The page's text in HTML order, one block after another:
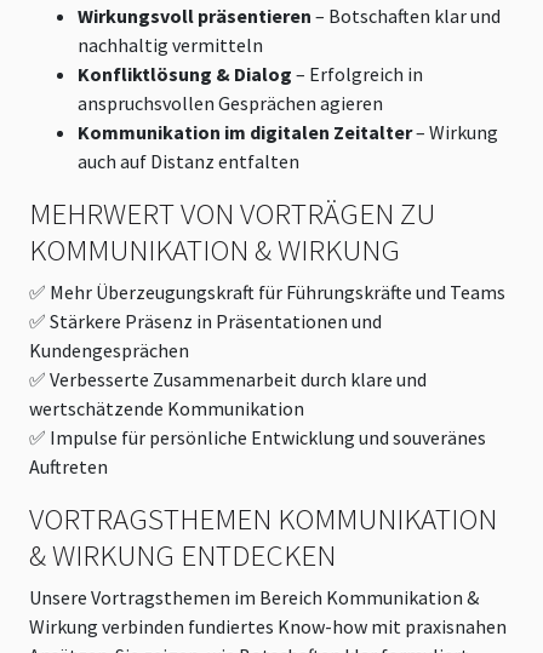
Wirkungsvoll präsentieren – Botschaften klar und
nachhaltig vermitteln
Konfliktlösung & Dialog – Erfolgreich in
anspruchsvollen Gesprächen agieren
Kommunikation im digitalen Zeitalter– Wirkung
auch auf Distanz entfalten
MEHRWERT VON VORTRÄGEN ZU
KOMMUNIKATION & WIRKUNG
✅ Mehr Überzeugungskraft für Führungskräfte und Teams
✅ Stärkere Präsenz in Präsentationen und
Kundengesprächen
✅ Verbesserte Zusammenarbeit durch klare und
wertschätzende Kommunikation
✅ Impulse für persönliche Entwicklung und souveränes
Auftreten
VORTRAGSTHEMEN KOMMUNIKATION
& WIRKUNG ENTDECKEN
Unsere Vortragsthemen im Bereich Kommunikation &
Wirkung verbinden fundiertes Know-how mit praxisnahen